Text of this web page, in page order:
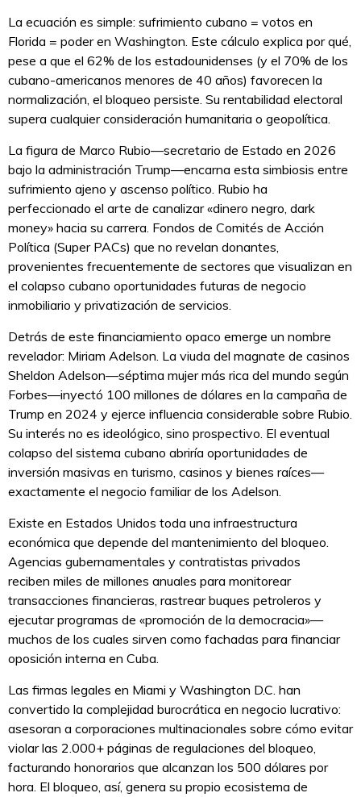
La ecuación es simple: sufrimiento cubano = votos en
Florida = poder en Washington. Este cálculo explica por qué,
pese a que el 62% de los estadounidenses (y el 70% de los
cubano-americanos menores de 40 años) favorecen la
normalización, el bloqueo persiste. Su rentabilidad electoral
supera cualquier consideración humanitaria o geopolítica.
La figura de Marco Rubio—secretario de Estado en 2026
bajo la administración Trump—encarna esta simbiosis entre
sufrimiento ajeno y ascenso político. Rubio ha
perfeccionado el arte de canalizar «dinero negro, dark
money» hacia su carrera. Fondos de Comités de Acción
Política (Super PACs) que no revelan donantes,
provenientes frecuentemente de sectores que visualizan en
el colapso cubano oportunidades futuras de negocio
inmobiliario y privatización de servicios.
Detrás de este financiamiento opaco emerge un nombre
revelador: Miriam Adelson. La viuda del magnate de casinos
Sheldon Adelson—séptima mujer más rica del mundo según
Forbes—inyectó 100 millones de dólares en la campaña de
Trump en 2024 y ejerce influencia considerable sobre Rubio.
Su interés no es ideológico, sino prospectivo. El eventual
colapso del sistema cubano abriría oportunidades de
inversión masivas en turismo, casinos y bienes raíces—
exactamente el negocio familiar de los Adelson.
Existe en Estados Unidos toda una infraestructura
económica que depende del mantenimiento del bloqueo.
Agencias gubernamentales y contratistas privados
reciben miles de millones anuales para monitorear
transacciones financieras, rastrear buques petroleros y
ejecutar programas de «promoción de la democracia»—
muchos de los cuales sirven como fachadas para financiar
oposición interna en Cuba.
Las firmas legales en Miami y Washington D.C. han
convertido la complejidad burocrática en negocio lucrativo:
asesoran a corporaciones multinacionales sobre cómo evitar
violar las 2.000+ páginas de regulaciones del bloqueo,
facturando honorarios que alcanzan los 500 dólares por
hora. El bloqueo, así, genera su propio ecosistema de